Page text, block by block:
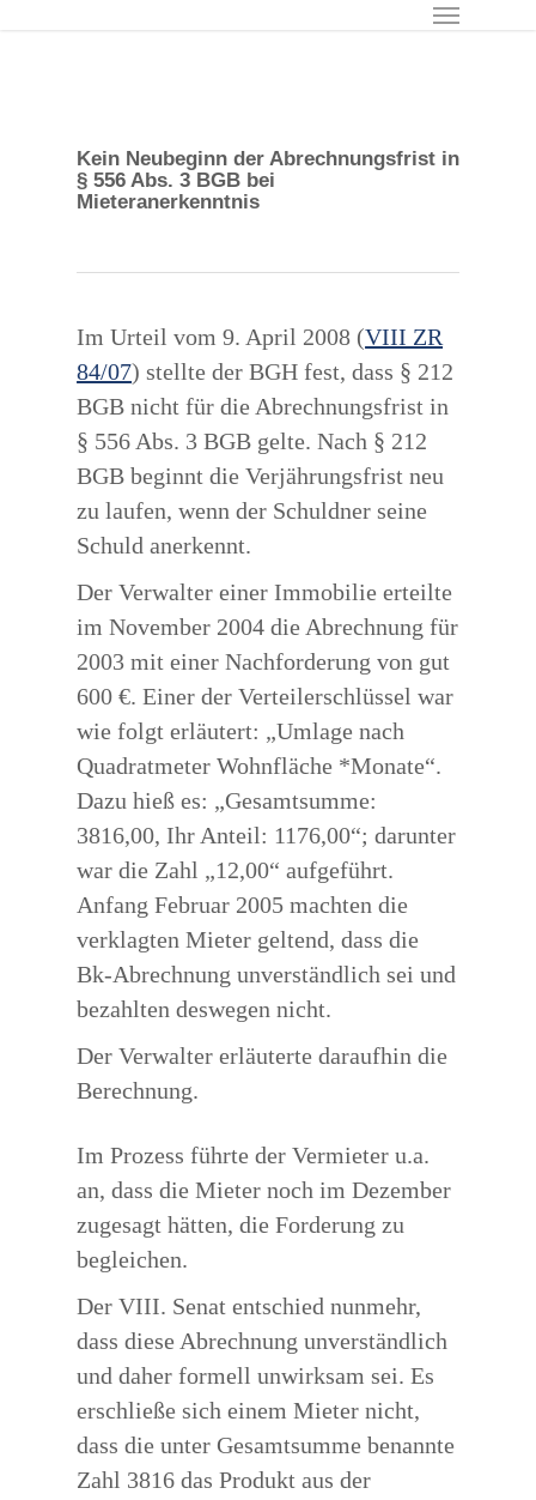
Kein Neubeginn der Abrechnungsfrist in
§ 556 Abs. 3 BGB bei
Mieteranerkenntnis
Im Urteil vom 9. April 2008 (VIII ZR
84/07) stellte der BGH fest, dass § 212
BGB nicht für die Abrechnungsfrist in
§ 556 Abs. 3 BGB gelte. Nach § 212
BGB beginnt die Verjährungsfrist neu
zu laufen, wenn der Schuldner seine
Schuld anerkennt.
Der Verwalter einer Immobilie erteilte
im November 2004 die Abrechnung für
2003 mit einer Nachforderung von gut
600 €. Einer der Verteilerschlüssel war
wie folgt erläutert: „Umlage nach
Quadratmeter Wohnfläche *Monate“.
Dazu hieß es: „Gesamtsumme:
3816,00, Ihr Anteil: 1176,00“; darunter
war die Zahl „12,00“ aufgeführt.
Anfang Februar 2005 machten die
verklagten Mieter geltend, dass die
Bk-Abrechnung unverständlich sei und
bezahlten deswegen nicht.
Der Verwalter erläuterte daraufhin die
Berechnung.
Im Prozess führte der Vermieter u.a.
an, dass die Mieter noch im Dezember
zugesagt hätten, die Forderung zu
begleichen.
Der VIII. Senat entschied nunmehr,
dass diese Abrechnung unverständlich
und daher formell unwirksam sei. Es
erschließe sich einem Mieter nicht,
dass die unter Gesamtsumme benannte
Zahl 3816 das Produkt aus der